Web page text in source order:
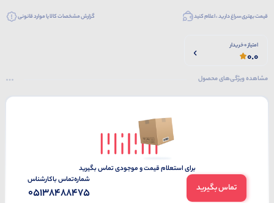
قیمت بهتری سراغ دارید ، اعلام کنید گزارش مشخصات کالا یا موارد قانونی
امتیاز 0 خریدار
0.0
مشاهده ویژگی‌های محصول
برای استعلام قیمت و موجودی تماس بگیرید
تماس بگیرید
شماره‌تماس‌ با‌کارشناس
05138488475